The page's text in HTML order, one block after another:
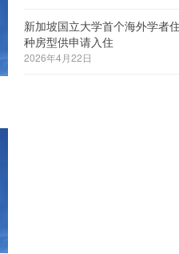
新加坡国立大学首个海外学者
种房型供申请入住
2026年4月22日